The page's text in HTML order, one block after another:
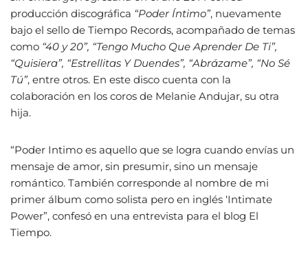
producción discográfica “Poder Íntimo”, nuevamente
bajo el sello de Tiempo Records, acompañado de temas
como “40 y 20”, “Tengo Mucho Que Aprender De Ti”,
“Quisiera”, “Estrellitas Y Duendes”, “Abrázame”, “No Sé
Tú”, entre otros. En este disco cuenta con la
colaboración en los coros de Melanie Andujar, su otra
hija.
“Poder Intimo es aquello que se logra cuando envías un
mensaje de amor, sin presumir, sino un mensaje
romántico. También corresponde al nombre de mi
primer álbum como solista pero en inglés ‘Intimate
Power”, confesó en una entrevista para el blog El
Tiempo.